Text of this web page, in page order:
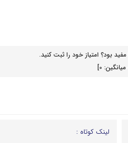
بود؟ امتیاز خود را ثبت کنید.
میانگین: 0
]
لینک کوتاه :